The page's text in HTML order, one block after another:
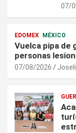
07/
EDOMEX MÉXICO
Vuelca pipa de
personas
07/08/2026